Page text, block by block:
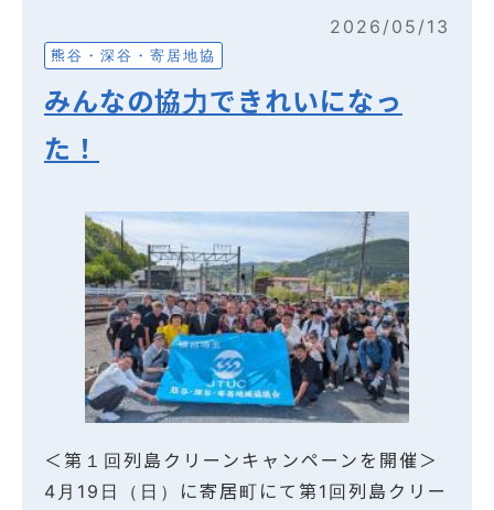
2026/05/13
熊谷・深谷・寄居地協
みんなの協力できれいになっ
た！
＜第１回列島クリーンキャンペーンを開催＞
4月19日（日）に寄居町にて第1回列島クリー